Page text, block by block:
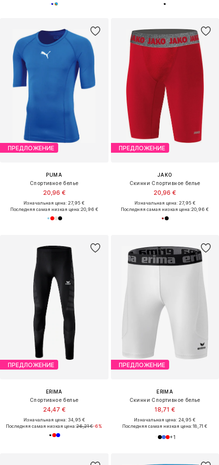
ПРЕДЛОЖЕНИЕ
PUMA
Спортивное белье
20,96 €
Изначальная цена: 27,95 €
Последняя самая низкая цена:20,96 €
ПРЕДЛОЖЕНИЕ
JAKO
Скинни Спортивное белье
20,96 €
Изначальная цена: 27,95 €
Последняя самая низкая цена:20,96 €
ПРЕДЛОЖЕНИЕ
ERIMA
Спортивное белье
24,47 €
Изначальная цена: 34,95 €
Последняя самая низкая цена:26,21 €-6%
ПРЕДЛОЖЕНИЕ
ERIMA
Скинни Спортивное белье
18,71 €
Изначальная цена: 24,95 €
Последняя самая низкая цена:18,71 €
+1